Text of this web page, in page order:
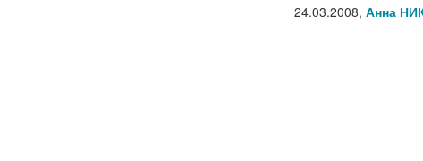
24.03.2008, Анна